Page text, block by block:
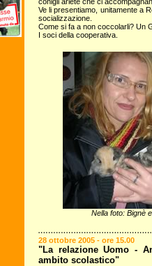
Ve li presentiamo, unitamente a
socializzazione.
Come si fa a non coccolarli? Un
I soci della cooperativa.
Nella foto: Bignè
28 ottobre 2005 - ore 15.00
"La relazione Uomo -
ambito scolastico"